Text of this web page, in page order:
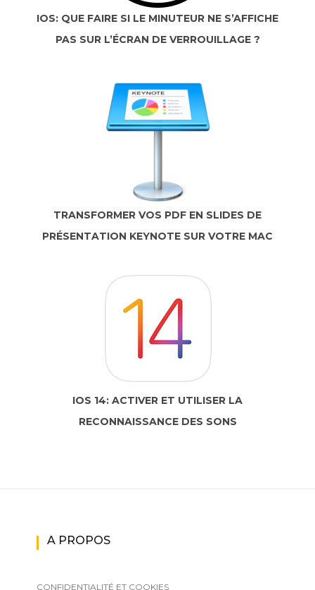
IOS: QUE FAIRE SI LE MINUTEUR NE S’AFFICHE
PAS SUR L’ÉCRAN DE VERROUILLAGE ?
TRANSFORMER VOS PDF EN SLIDES DE
PRÉSENTATION KEYNOTE SUR VOTRE MAC
IOS 14: ACTIVER ET UTILISER LA
RECONNAISSANCE DES SONS
A PROPOS
CONFIDENTIALITÉ ET COOKIES